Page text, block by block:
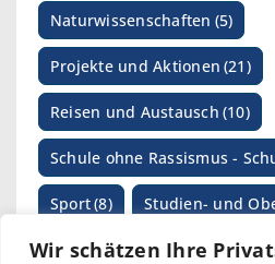
Wir schätzen Ihre
Naturwissenschaften (5)
Projekte und Aktionen (21)
Reisen und Austausch (10)
Schule ohne Rassismus -
Sport(8) Studien- und
SV-Arbeit(1) Wettbewerbe